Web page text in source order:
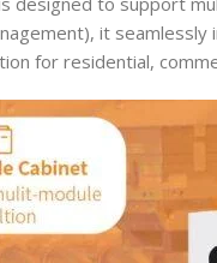
it
for residential,